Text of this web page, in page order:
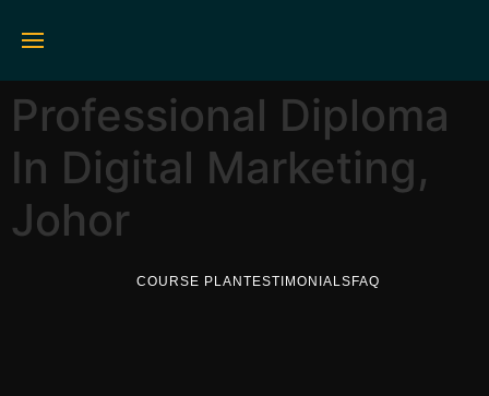
Professional Diploma
In Digital Marketing,
Johor
COURSE PLAN TESTIMONIALS FAQ